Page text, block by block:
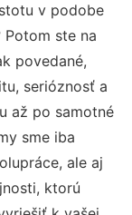
v podobe
ste na
povedané,
serióznosť a
až po samotné
sme iba
ale aj
ktorú